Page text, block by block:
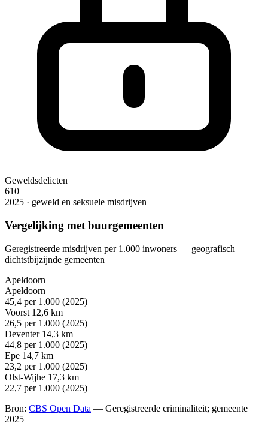
Geweldsdelicten
610
2025 · geweld en seksuele misdrijven
Vergelijking met buurgemeenten
Geregistreerde misdrijven per 1.000 inwoners — geografisch
dichtstbijzijnde gemeenten
Apeldoorn
Apeldoorn
45,4 per 1.000 (2025)
Voorst 12,6 km
26,5 per 1.000 (2025)
Deventer 14,3 km
44,8 per 1.000 (2025)
Epe 14,7 km
23,2 per 1.000 (2025)
Olst-Wijhe 17,3 km
22,7 per 1.000 (2025)
Bron: CBS Open Data — Geregistreerde criminaliteit; gemeente
2025